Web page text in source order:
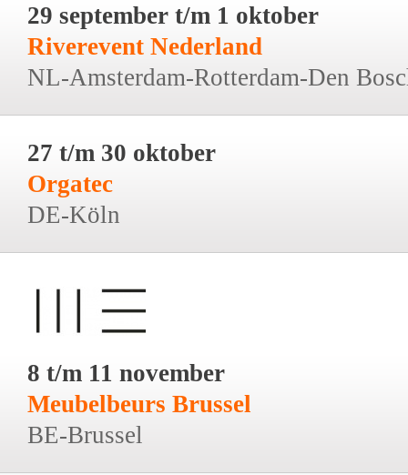
29 september t/m 1 oktober
Riverevent Nederland
NL-Amsterdam-Rotterdam-Den
27 t/m 30 oktober
Orgatec
DE-Köln
8 t/m 11 november
Meubelbeurs Brussel
BE-Brussel